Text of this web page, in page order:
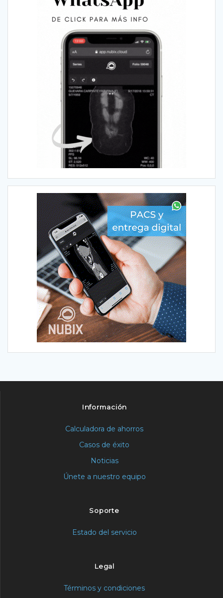
Información
Calculadora de ahorros
Casos de éxito
Noticias
Únete a nuestro equipo
Soporte
Estado del servicio
Legal
Términos y condiciones